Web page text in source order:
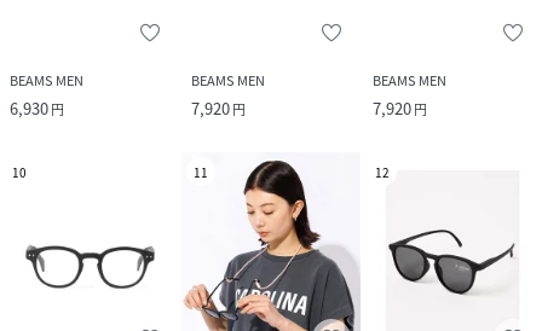
BEAMS MEN
6,930円
BEAMS MEN
7,920円
BEAMS MEN
7,920円
10 11 12